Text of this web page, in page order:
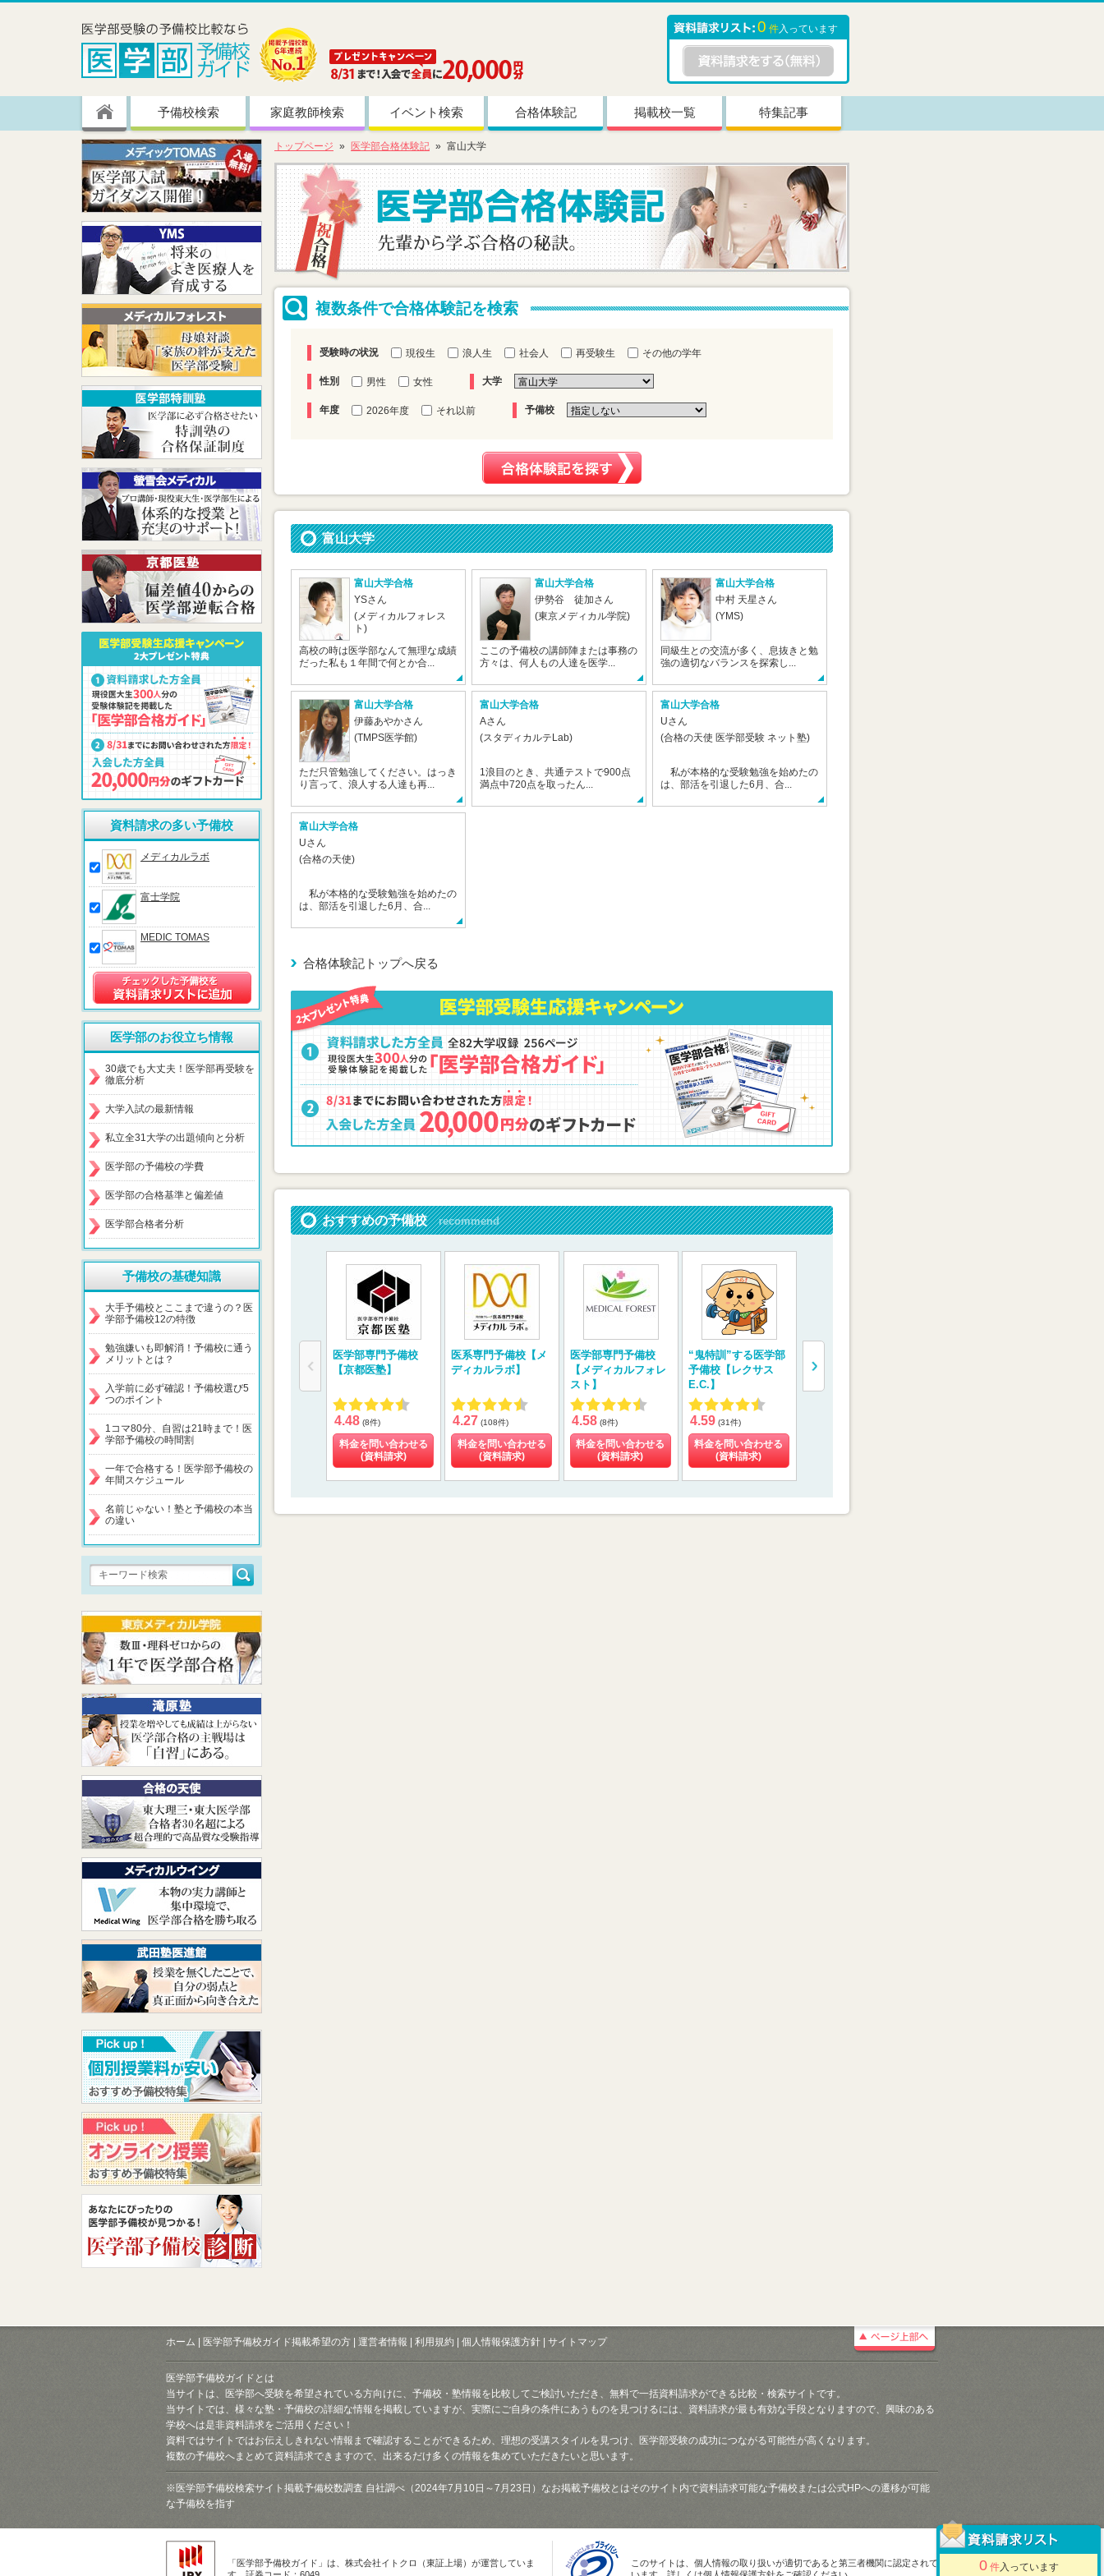
0 件入っています
予備校検索 家庭教師検索 イベント検索 合格体験記 掲載校一覧 特集記事
トップページ 医学部合格体験記 富山大学
複数条件で合格体験記を検索
受験時の状況 現役生 浪人生 社会人 再受験生 その他の学年
性別 男性 女性 大学
年度 2026年度 それ以前 予備校
富山大学
富山大学合格
YSさん
(メディカルフォレス
ト)
高校の時は医学部なんて無理な成績
だった私も１年間で何とか合...
富山大学合格
伊勢谷 徒加さん
(東京メディカル学院)
ここの予備校の講師陣または事務の
方々は、何人もの人達を医学...
富山大学合格
中村 天星さん
(YMS)
同級生との交流が多く、息抜きと勉
強の適切なバランスを探索し...
富山大学合格
伊藤あやかさん
(TMPS医学館)
ただ只管勉強してください。はっき
り言って、浪人する人達も再...
富山大学合格
Aさん
(スタディカルテLab)
1浪目のとき、共通テストで900点
満点中720点を取ったん...
富山大学合格
Uさん
(合格の天使 医学部受験 ネット塾)
私が本格的な受験勉強を始めたの
は、部活を引退した6月、合...
富山大学合格
Uさん
(合格の天使)
私が本格的な受験勉強を始めたの
は、部活を引退した6月、合...
合格体験記トップへ戻る
おすすめの予備校 recommend
医学部専門予備校
【京都医塾】
4.48 (8件)
料金を問い合わせる
(資料請求)
医系専門予備校【メ
ディカルラボ】
4.27 (108件)
料金を問い合わせる
(資料請求)
医学部専門予備校
【メディカルフォレ
スト】
4.58 (8件)
料金を問い合わせる
(資料請求)
“鬼特訓”する医学部
予備校【レクサス
E.C.】
4.59 (31件)
料金を問い合わせる
(資料請求)
門予備校【メディカ
0 件入っています
資料請求の多い予備校
メディカルラボ
富士学院
MEDIC TOMAS
医学部のお役立ち情報
30歳でも大丈夫！医学部再受験を
徹底分析
大学入試の最新情報
私立全31大学の出題傾向と分析
医学部の予備校の学費
医学部の合格基準と偏差値
医学部合格者分析
予備校の基礎知識
大手予備校とここまで違うの？医
学部予備校12の特徴
勉強嫌いも即解消！予備校に通う
メリットとは？
入学前に必ず確認！予備校選び5
つのポイント
1コマ80分、自習は21時まで！医
学部予備校の時間割
一年で合格する！医学部予備校の
年間スケジュール
名前じゃない！塾と予備校の本当
の違い
ホーム 医学部予備校ガイド掲載希望の方 運営者情報 利用規約 個人情報保護方針 サイトマップ
医学部予備校ガイドとは
当サイトは、医学部へ受験を希望されている方向けに、予備校・塾情報を比較してご検討いただき、無料で一括資料請求ができる比較・検索サイトです。
当サイトでは、様々な塾・予備校の詳細な情報を掲載していますが、実際にご自身の条件にあうものを見つけるには、資料請求が最も有効な手段となりますので、興味のある
学校へは是非資料請求をご活用ください！
資料ではサイトではお伝えしきれない情報まで確認することができるため、理想の受講スタイルを見つけ、医学部受験の成功につながる可能性が高くなります。
複数の予備校へまとめて資料請求できますので、出来るだけ多くの情報を集めていただきたいと思います。
※医学部予備校検索サイト掲載予備校数調査 自社調べ（2024年7月10日～7月23日）なお掲載予備校とはそのサイト内で資料請求可能な予備校または公式HPへの遷移が可能
な予備校を指す
「医学部予備校ガイド」は、株式会社イトクロ（東証上場）が運営していま
す。証券コード：6049
このサイトは、個人情報の取り扱いが適切であると第三者機関に認定されて
います。詳しくは個人情報保護方針をご確認ください。